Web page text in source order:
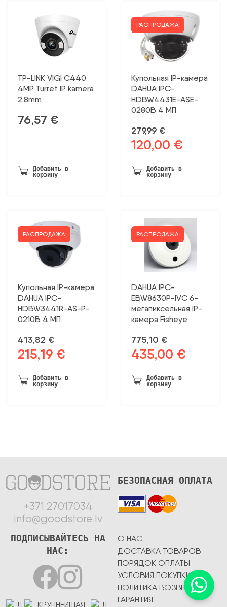
TP-LINK VIGI C440
4MP Turret IP kamera
2.8mm
76,57 €
Добавить в
корзину
РАСПРОДАЖА
Купольная IP-камера
DAHUA IPC-
HDBW4431E-ASE-
0280B 4 МП
279,99€
Первоначальная
была:
279,99 €.
120,00 €
Добавить в
корзину
РАСПРОДАЖА
Купольная IP-камера
DAHUA IPC-
HDBW3441R-AS-P-
0210B 4 МП
413,82€
Первоначальная
была:
413,82 €.
215,19 €
215,19 €.
Добавить в
корзину
РАСПРОДАЖА
DAHUA IPC-
EBW8630P-IVC 6-
мегапиксельная IP-
камера Fisheye
775,10€
Первоначальная
была:
775,10 €.
435,00 €
Добавить в
корзину
+371 27017034
info@goodstore.lv
БЕЗОПАСНАЯ ОПЛАТА
О НАС
ДОСТАВКА ТОВАРОВ
ПОРЯДОК ОПЛАТЫ
УСЛОВИЯ ПОКУПКИ
ПОЛИТИКА ВОЗВРАТА
ГАРАНТИЯ
ПОДПИСЫВАЙТЕСЬ НА
НАС: